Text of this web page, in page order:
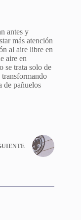
antes y
más atención
al aire libre en
aire en
se trata solo de
transformando
de pañuelos